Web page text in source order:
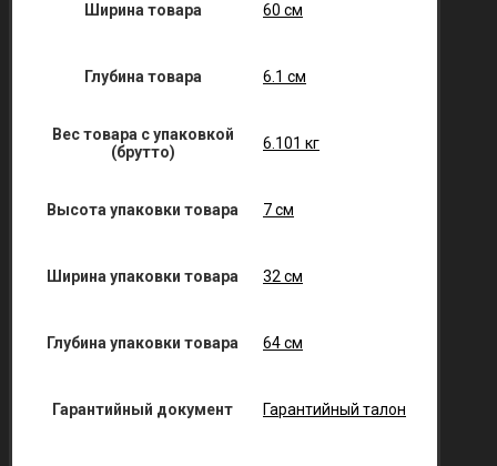
Ширина товара 60 см
Глубина товара 6.1 см
Вес товара с упаковкой
(брутто)
6.101 кг
Высота упаковки товара 7 см
Ширина упаковки товара 32 см
Глубина упаковки товара 64 см
Гарантийный документ Гарантийный талон